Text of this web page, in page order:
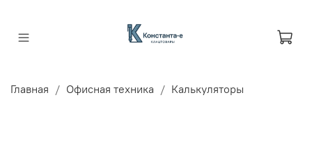
Главная Офисная техника Калькуляторы